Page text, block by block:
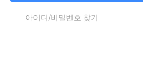
아이디/비밀번호 찾기